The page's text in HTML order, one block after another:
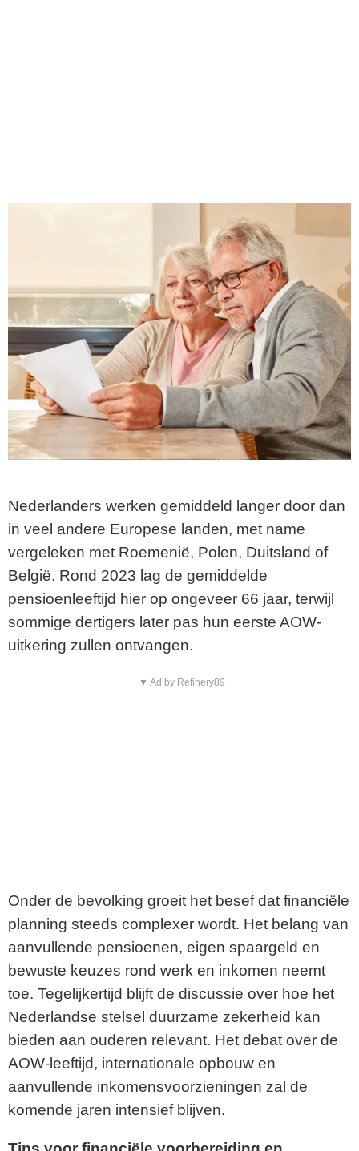
Nederlanders werken gemiddeld langer door dan
in veel andere Europese landen, met name
vergeleken met Roemenië, Polen, Duitsland of
België. Rond 2023 lag de gemiddelde
pensioenleeftijd hier op ongeveer 66 jaar, terwijl
sommige dertigers later pas hun eerste AOW-
uitkering zullen ontvangen.
▼ Ad by Refinery89
Onder de bevolking groeit het besef dat financiële
planning steeds complexer wordt. Het belang van
aanvullende pensioenen, eigen spaargeld en
bewuste keuzes rond werk en inkomen neemt
toe. Tegelijkertijd blijft de discussie over hoe het
Nederlandse stelsel duurzame zekerheid kan
bieden aan ouderen relevant. Het debat over de
AOW-leeftijd, internationale opbouw en
aanvullende inkomensvoorzieningen zal de
komende jaren intensief blijven.